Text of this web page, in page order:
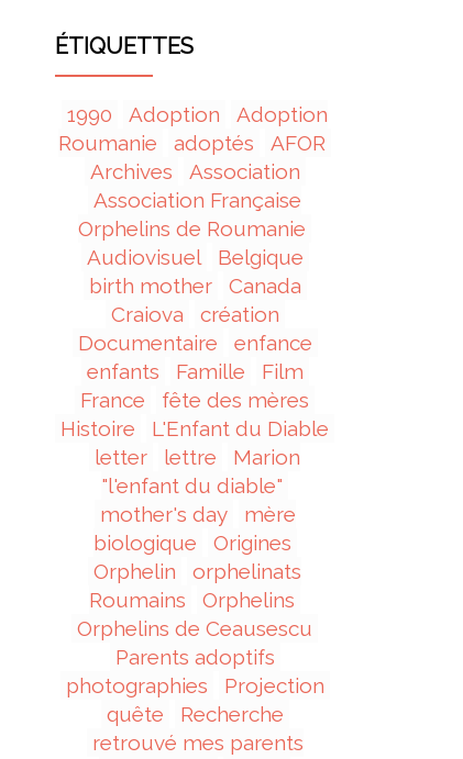
ÉTIQUETTES
1990 Adoption
Adoption
Roumanie
adoptés
AFOR
Archives
Association
Association Française
Orphelins de Roumanie
Audiovisuel
Belgique
birth mother
Canada
Craiova
création
Documentaire
enfance
enfants
Famille
Film
France
fête des mères
Histoire
L'Enfant du Diable
letter
lettre
Marion
"l'enfant du diable"
mother's day
mère
biologique
Origines
Orphelin
orphelinats
Roumains
Orphelins
Orphelins de Ceausescu
Parents adoptifs
photographies
Projection
quête
Recherche
retrouvé mes parents